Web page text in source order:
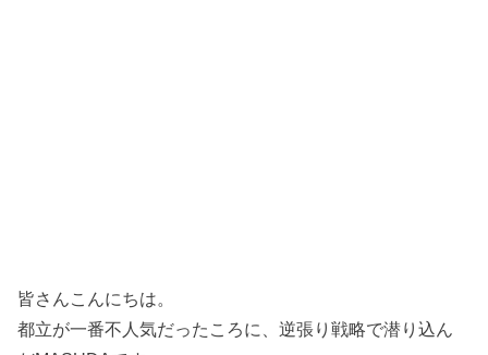
皆さんこんにちは。
都立が一番不人気だったころに、逆張り戦略で潜り込ん